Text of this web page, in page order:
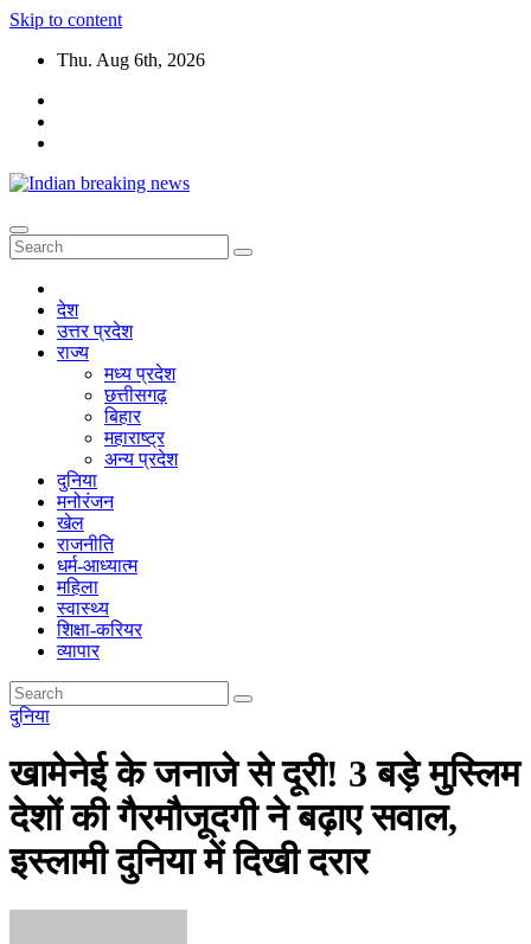
Skip to content
Thu. Aug 6th, 2026
देश
उत्तर प्रदेश
राज्य
मध्य प्रदेश
छत्तीसगढ़
बिहार
महाराष्ट्र
अन्य प्रदेश
दुनिया
मनोरंजन
खेल
राजनीति
धर्म-आध्यात्म
महिला
स्वास्थ्य
शिक्षा-करियर
व्यापार
दुनिया
खामेनेई के जनाजे से दूरी! 3 बड़े मुस्लिम
देशों की गैरमौजूदगी ने बढ़ाए सवाल,
इस्लामी दुनिया में दिखी दरार